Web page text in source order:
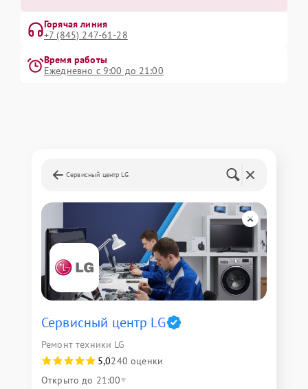
Горячая линия
+7 (845) 247-61-28
Время работы
Ежедневно с 9:00 до 21:00
Сервисный центр LG
Сервисный центр LG
Ремонт техники LG
5,0240 оценки
Открыто до 21:00